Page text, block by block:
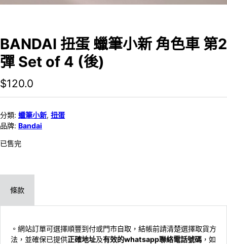
BANDAI 扭蛋 蠟筆小新 角色車 第2
彈 Set of 4 (後)
$120.0
分類: 蠟筆小新, 扭蛋
品牌: Bandai
已售完
條款
。網站訂單可選擇順豐到付或門市自取，結帳前請清楚選擇取貨方
法，並確保已提供正確地址及有效的whatsapp聯絡電話號碼 ，如